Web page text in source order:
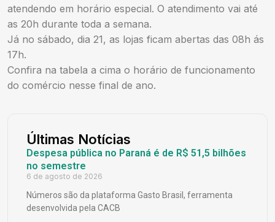
atendendo em horário especial. O atendimento vai até
as 20h durante toda a semana.
Já no sábado, dia 21, as lojas ficam abertas das 08h ás
17h.
Confira na tabela a cima o horário de funcionamento
do comércio nesse final de ano.
Últimas Notícias
Despesa pública no Paraná é de R$ 51,5 bilhões
no semestre
6 de agosto de 2026
Números são da plataforma Gasto Brasil, ferramenta
desenvolvida pela CACB